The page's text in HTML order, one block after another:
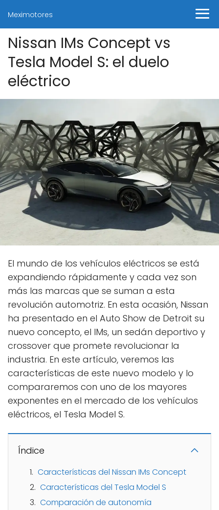
Meximotores
Nissan IMs Concept vs
Tesla Model S: el duelo
eléctrico
El mundo de los vehículos eléctricos se está
expandiendo rápidamente y cada vez son
más las marcas que se suman a esta
revolución automotriz. En esta ocasión, Nissan
ha presentado en el Auto Show de Detroit su
nuevo concepto, el IMs, un sedán deportivo y
crossover que promete revolucionar la
industria. En este artículo, veremos las
características de este nuevo modelo y lo
compararemos con uno de los mayores
exponentes en el mercado de los vehículos
eléctricos, el Tesla Model S.
Índice
Características del Nissan IMs Concept
Características del Tesla Model S
Comparación de autonomía